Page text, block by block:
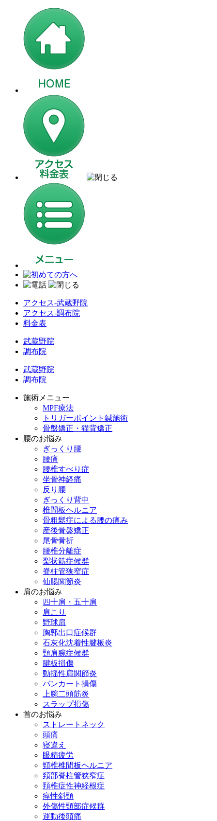
アクセス-武蔵野院
アクセス-調布院
料金表
武蔵野院
調布院
武蔵野院
調布院
施術メニュー
MPF療法
トリガーポイント鍼施術
骨盤矯正・猫背矯正
腰のお悩み
ぎっくり腰
腰痛
腰椎すべり症
坐骨神経痛
反り腰
ぎっくり背中
椎間板ヘルニア
骨粗鬆症による腰の痛み
産後骨盤矯正
尾骨骨折
腰椎分離症
梨状筋症候群
脊柱管狭窄症
仙腸関節炎
肩のお悩み
四十肩・五十肩
肩こり
野球肩
胸郭出口症候群
石灰化沈着性腱板炎
頸肩腕症候群
腱板損傷
動揺性肩関節炎
バンカート損傷
上腕二頭筋炎
スラップ損傷
首のお悩み
ストレートネック
頭痛
寝違え
眼精疲労
頸椎椎間板ヘルニア
頚部脊柱管狭窄症
頚椎症性神経根症
痙性斜頸
外傷性頸部症候群
運動後頭痛